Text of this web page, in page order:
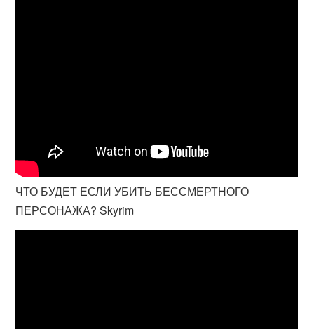
ЧТО БУДЕТ ЕСЛИ УБИТЬ БЕССМЕРТНОГО
ПЕРСОНАЖА? Skyrim